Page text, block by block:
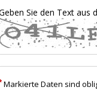
Sie den Text aus
Markierte Daten sind